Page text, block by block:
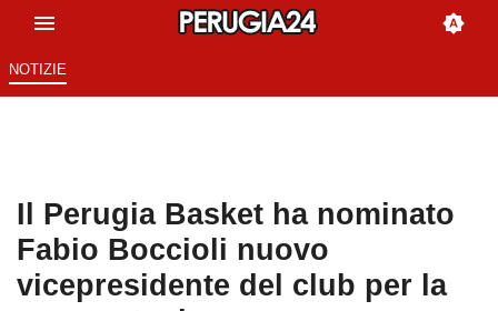
NOTIZIE
Il Perugia Basket ha nominato
Fabio Boccioli nuovo
vicepresidente del club per la